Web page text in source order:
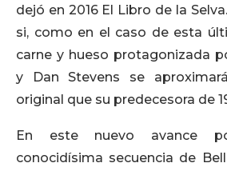
dejó en 2016 El Libro de la
si, como en el caso de esta
carne y hueso protagonizada
y Dan Stevens se
original que su predecesora de
En este nuevo avance
conocidísima secuencia de